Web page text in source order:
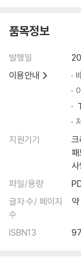
품목정보
발행일
이용안내
지원기기
파일/용량
글자 수/ 페이지
수
ISBN13